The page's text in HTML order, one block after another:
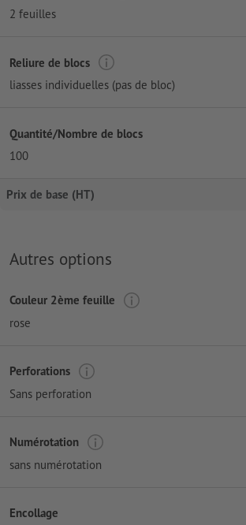
2 feuilles
Reliure de blocs
liasses individuelles (pas de bloc)
Quantité/Nombre de blocs
100
Prix de base (HT)
Autres options
Couleur 2ème feuille
rose
Perforations
Sans perforation
Numérotation
sans numérotation
Encollage